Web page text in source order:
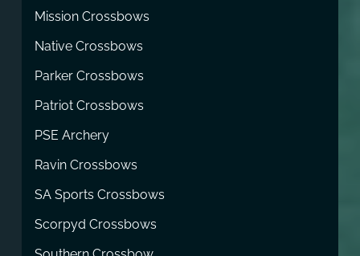
Mission Crossbows
Native Crossbows
Parker Crossbows
Patriot Crossbows
PSE Archery
Ravin Crossbows
SA Sports Crossbows
Scorpyd Crossbows